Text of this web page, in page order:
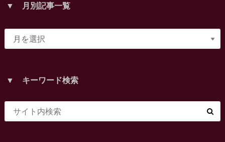
▼ 月別記事一覧
▼ キーワード検索